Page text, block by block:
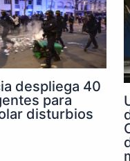
despliega 40
para
disturbios